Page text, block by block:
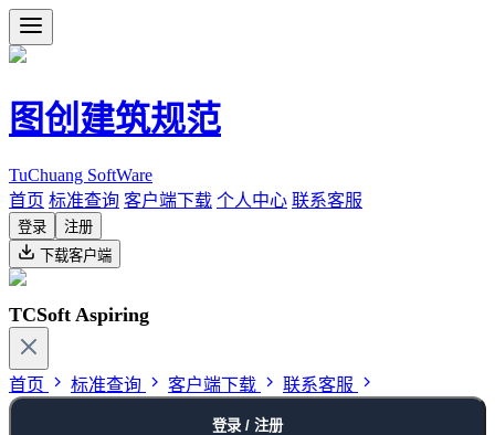
图创建筑规范
TuChuang SoftWare
首页 标准查询 客户端下载 个人中心 联系客服
登录
注册
下载客户端
TCSoft Aspiring
首页 标准查询 客户端下载 联系客服
登录 / 注册